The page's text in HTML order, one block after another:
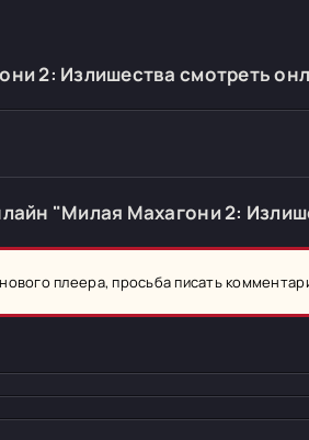
2: Излишества смотреть
"Милая Махагони 2:
плеера, просьба писать